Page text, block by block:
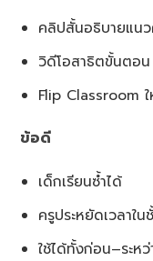
คลิปสั้นอธิบายแน
วิดีโอสาธิตขั้นตอน
Flip Classroom
ข้อดี
เด็กเรียนซ้ำได้
ครูประหยัดเวลาใน
ใช้ได้ทั้งก่อน–ระห